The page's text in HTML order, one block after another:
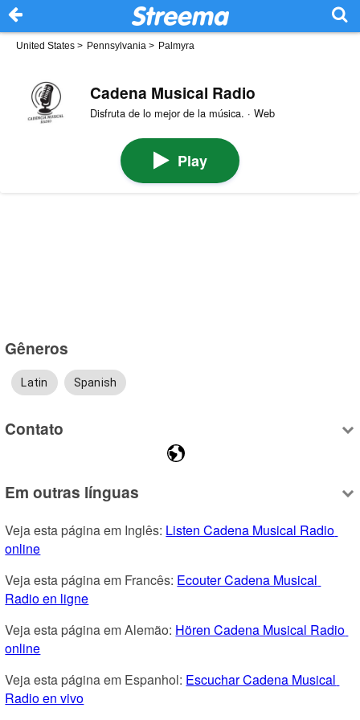
United States > Pennsylvania > Palmyra
Cadena Musical Radio
Disfruta de lo mejor de la música. · Web
Play
Gêneros
Latin Spanish
Contato
Em outras línguas
Veja esta página em Inglês: Listen Cadena Musical Radio
online
Veja esta página em Francês: Ecouter Cadena Musical
Radio en ligne
Veja esta página em Alemão: Hören Cadena Musical Radio
online
Veja esta página em Espanhol: Escuchar Cadena Musical
Radio en vivo